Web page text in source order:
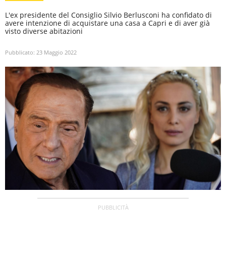
L'ex presidente del Consiglio Silvio Berlusconi ha confidato di
avere intenzione di acquistare una casa a Capri e di aver già
visto diverse abitazioni
Pubblicato: 23 Maggio 2022